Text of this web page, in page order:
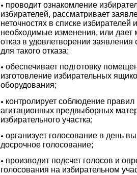
проводит ознакомление
избирателей, рассматривает
неточностях в списке избирателей
необходимые изменения, или дает
отказ в удовлетворении
для такого отказа;
обеспечивает подготовку
изготовление избирательных
оборудования;
контролирует соблюдение
агитационных предвыборных
избирательного участка;
организует голосование в день
досрочное голосование;
производит подсчет голосов и
голосования на избирательном